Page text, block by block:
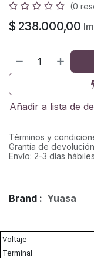
(0
$ 238.000,00
Añadir a lista de
Términos y
Grantía de
Envío: 2-3 días hábiles
Brand : Yuasa
Voltaje
Terminal